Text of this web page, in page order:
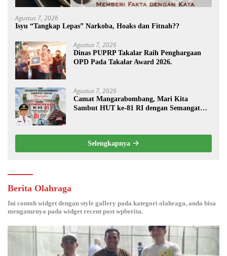
Agustus 7, 2026
Isyu “Tangkap Lepas” Narkoba, Hoaks dan Fitnah??
Agustus 7, 2026
Dinas PUPRP Takalar Raih Penghargaan
OPD Pada Takalar Award 2026.
Agustus 7, 2026
Camat Mangarabombang, Mari Kita
Sambut HUT ke-81 RI dengan Semangat
Selengkapnya
Berita Olahraga
Ini contoh widget dengan style gallery pada kategori olahraga, anda bisa
mengaturnya pada widget recent post wpberita.